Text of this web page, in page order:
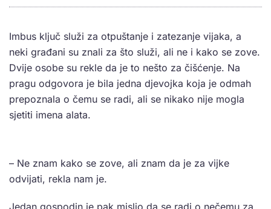
Imbus ključ služi za otpuštanje i zatezanje vijaka, a
neki građani su znali za što služi, ali ne i kako se zove.
Dvije osobe su rekle da je to nešto za čišćenje. Na
pragu odgovora je bila jedna djevojka koja je odmah
prepoznala o čemu se radi, ali se nikako nije mogla
sjetiti imena alata.
– Ne znam kako se zove, ali znam da je za vijke
odvijati, rekla nam je.
Jedan gospodin je pak mislio da se radi o nečemu za